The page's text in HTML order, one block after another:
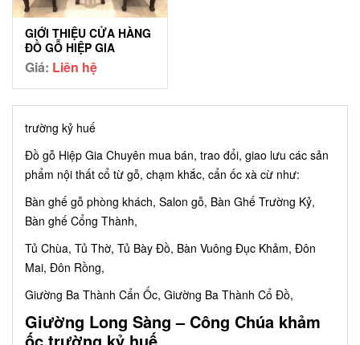
GIỚI THIỆU CỬA HÀNG
ĐỒ GỖ HIỆP GIA
Giá: Liên hệ
trường kỷ huế
Đồ gỗ Hiệp Gia Chuyên mua bán, trao đổi, giao lưu các sản
phẩm nội thất cổ từ gỗ, chạm khắc, cẩn ốc xà cừ như:
Bàn ghế gỗ phòng khách, Salon gỗ, Bàn Ghế Trường Kỷ,
Bàn ghế Cổng Thành,
Tủ Chùa, Tủ Thờ, Tủ Bày Đồ, Bàn Vuông Đục Khảm, Đôn
Mai, Đôn Rồng,
Giường Ba Thành Cẩn Ốc, Giường Ba Thành Cổ Đồ,
Giường Long Sàng – Công Chúa khảm